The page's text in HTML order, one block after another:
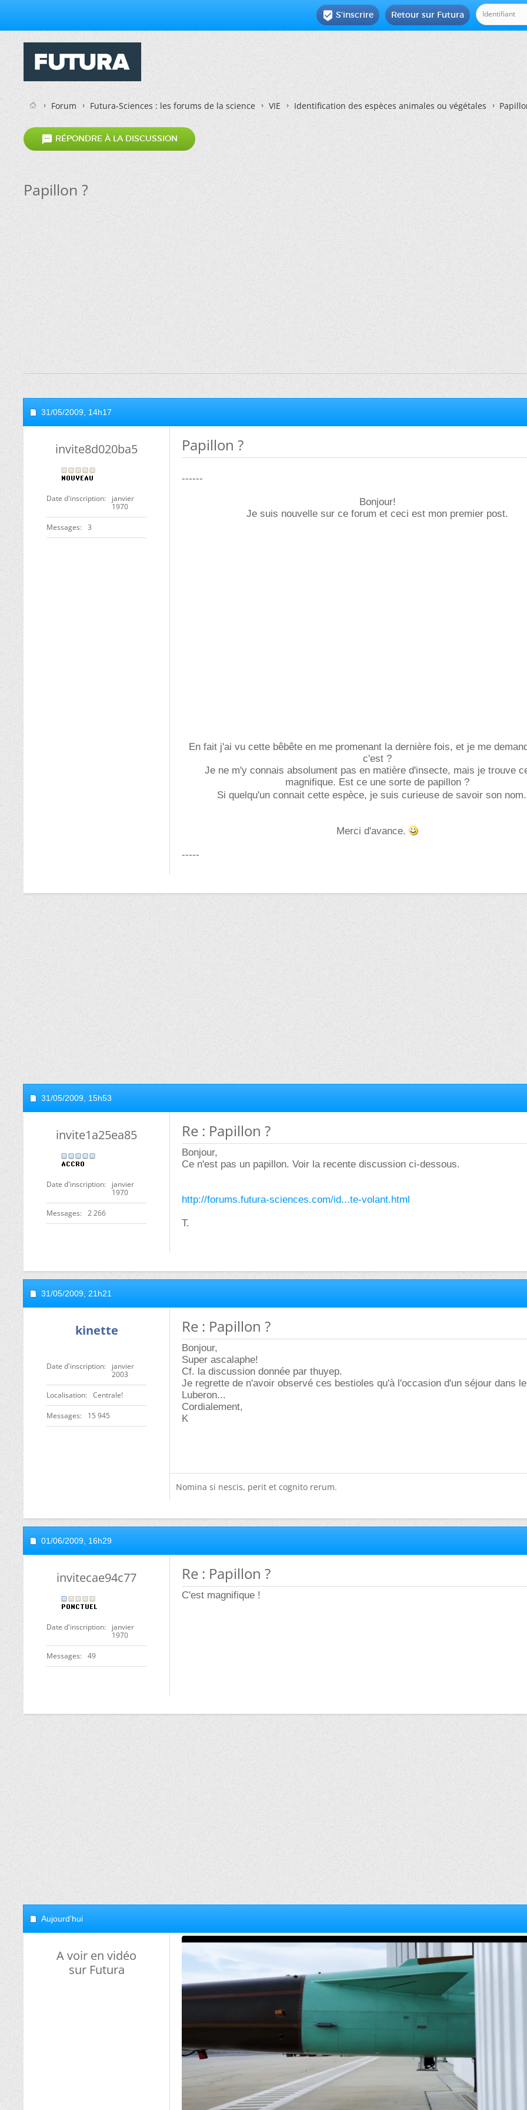
Retour sur Futura
 S'inscrire
Forum Futura-Sciences : les forums de la science VIE Identification des espèces animales ou végétales
 RÉPONDRE À LA DISCUSSION
Papillon ?
31/05/2009, 14h17
invite8d020ba5
Date d'inscription
janvier
1970
Messages 3
Papillon ?
------
Bonjour!
Je suis nouvelle sur ce forum et ceci est mon premier post.
En fait j'ai vu cette bêbête en me promenant la dernière fois, et je me
c'est ?
Je ne m'y connais absolument pas en matière d'insecte, mais je trouve
magnifique. Est ce une sorte de papillon ?
Si quelqu'un connait cette espèce, je suis curieuse de savoir son
Merci d'avance.
-----
31/05/2009, 15h53
invite1a25ea85
Date d'inscription
janvier
1970
Messages 2 266
Re : Papillon ?
Bonjour,
Ce n'est pas un papillon. Voir la recente discussion ci-dessous.
http://forums.futura-sciences.com/id...te-volant.html
T.
31/05/2009, 21h21
kinette
Date d'inscription
janvier
2003
Localisation Centrale!
Messages 15 945
Re : Papillon ?
Bonjour,
Super ascalaphe!
Cf. la discussion donnée par thuyep.
Je regrette de n'avoir observé ces bestioles qu'à l'occasion d'un séjour dans le
Luberon...
Cordialement,
K
Nomina si nescis, perit et cognito rerum.
01/06/2009, 16h29
invitecae94c77
Date d'inscription
janvier
1970
Messages 49
Re : Papillon ?
C'est magnifique !
Aujourd'hui
A voir en vidéo
sur Futura